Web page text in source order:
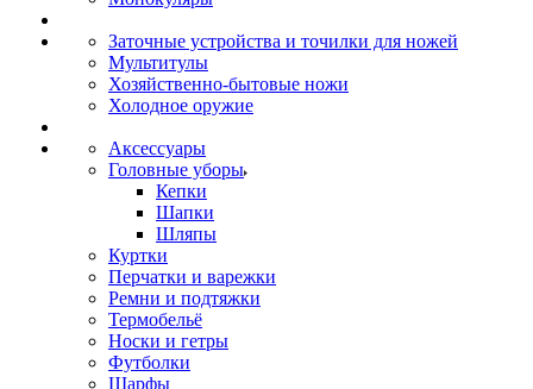
Заточные устройства и точилки для ножей
Мультитулы
Хозяйственно-бытовые ножи
Холодное оружие
Аксессуары
Головные уборы
Кепки
Шапки
Шляпы
Куртки
Перчатки и варежки
Ремни и подтяжки
Термобельё
Носки и гетры
Футболки
Шарфы